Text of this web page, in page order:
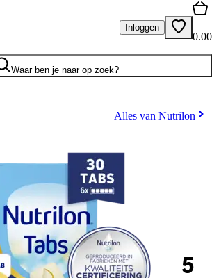
Inloggen
0.00
Waar ben je naar op zoek?
Alles van Nutrilon
5